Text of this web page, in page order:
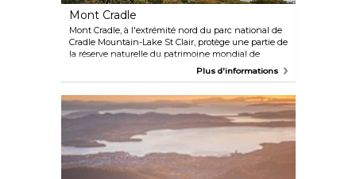
Mont Cradle
Mont Cradle, à l'extrémité nord du parc national de
Cradle Mountain-Lake St Clair, protège une partie de
la réserve naturelle du patrimoine mondial de
Tasmanie. Le paysage environnant est varié et
riche habitat à la faune, notamment aux diables de
Tasmanie, aux quolls, aux ornithorynques, aux
échidnés et à plusieurs espèces d'oiseaux.
Embarquez sur le circuit de Dove Lake qui longe le
rivage du lac pour une agréable promenade
relativement plate de six kilomètres sous les
imposantes flèches du Mont Cradle.
Plus d'informations